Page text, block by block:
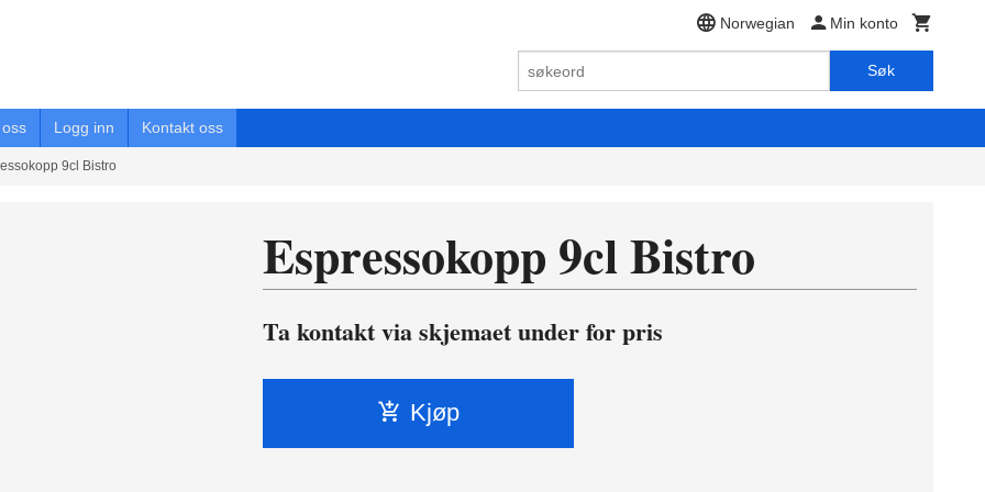
Norwegian Min konto
Søk
Logg inn Kontakt oss
9cl Bistro
Espressokopp 9cl Bistro
Ta kontakt via skjemaet under for pris
Kjøp